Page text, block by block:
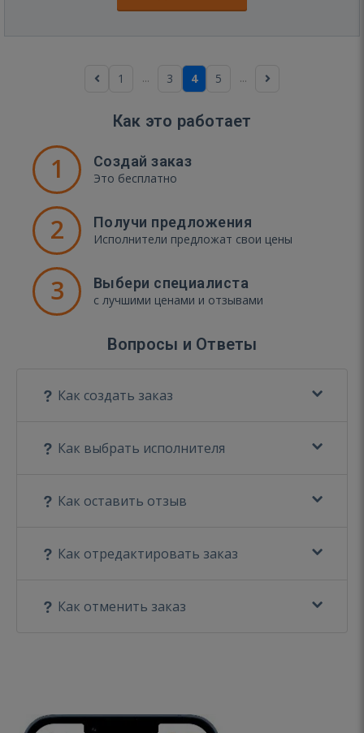
1 ... 3 4 5 ...
Как это работает
1 Создай заказ
Это бесплатно
2 Получи предложения
Исполнители предложат свои цены
3 Выбери специалиста
с лучшими ценами и отзывами
Вопросы и Ответы
Как создать заказ
Как выбрать исполнителя
Как оставить отзыв
Как отредактировать заказ
Как отменить заказ